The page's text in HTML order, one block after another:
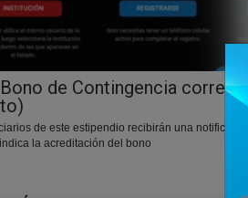
de Contingencia
de este estipendio recibirán una
la acreditación del bono